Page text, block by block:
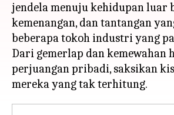
jendela menuju kehidupan luar
kemenangan, dan tantangan
beberapa tokoh industri yang
Dari gemerlap dan kemewahan
perjuangan pribadi, saksikan